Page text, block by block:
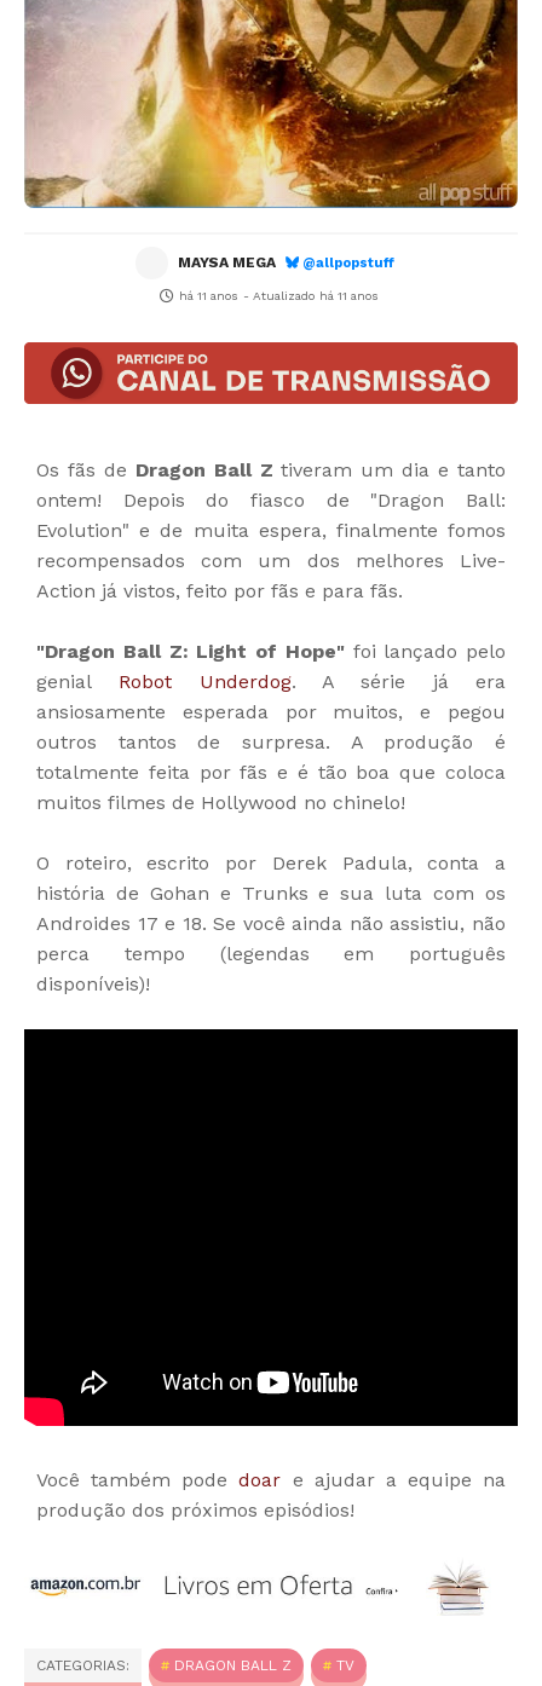
MAYSA MEGA @allpopstuff
há 11 anos - Atualizado há 11 anos
Os fãs de Dragon Ball Z tiveram um dia e tanto
ontem! Depois do fiasco de "Dragon Ball:
Evolution" e de muita espera, finalmente fomos
recompensados com um dos melhores Live-
Action já vistos, feito por fãs e para fãs.
"Dragon Ball Z: Light of Hope"foi lançado pelo
genial Robot Underdog. A série já era
ansiosamente esperada por muitos, e pegou
outros tantos de surpresa. A produção é
totalmente feita por fãs e é tão boa que coloca
muitos filmes de Hollywood no chinelo!
O roteiro, escrito por Derek Padula, conta a
história de Gohan e Trunks e sua luta com os
Androides 17 e 18. Se você ainda não assistiu, não
perca tempo (legendas em português
disponíveis)!
Você também podedoar e ajudar a equipe na
produção dos próximos episódios!
CATEGORIAS: DRAGON BALL Z TV